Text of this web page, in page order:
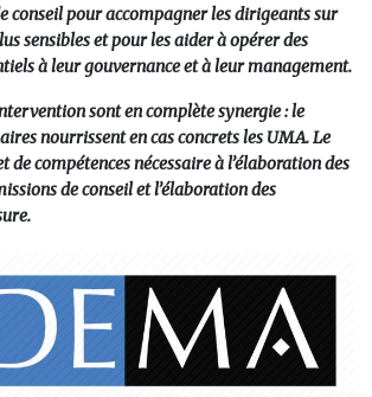
conseil pour accompagner les dirigeants sur
sensibles et pour les aider à opérer des
à leur gouvernance et à leur management.
sont en complète synergie: le
nourrissent en cas concrets les UMA. Le
de compétences nécessaire à l’élaboration des
de conseil et l’élaboration des